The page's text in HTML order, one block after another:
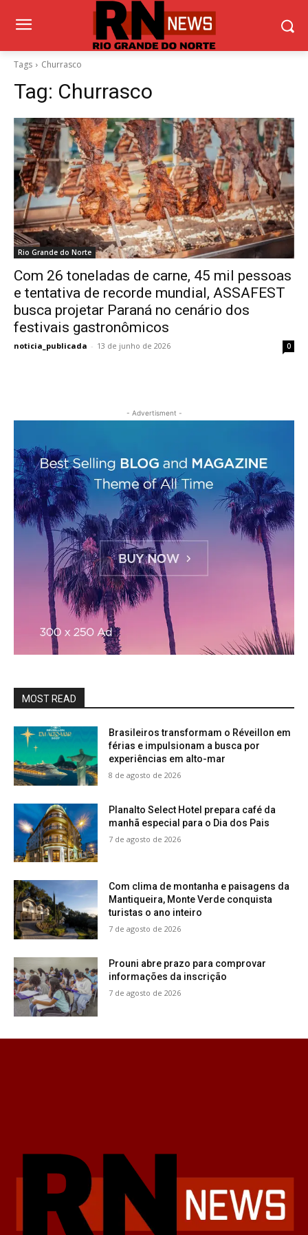
Tags Churrasco
Tag: Churrasco
Rio Grande do Norte
Com 26 toneladas de carne, 45 mil pessoas
e tentativa de recorde mundial, ASSAFEST
busca projetar Paraná no cenário dos
festivais gastronômicos
noticia_publicada - 13 de junho de 2026 0
- Advertisment -
MOST READ
Brasileiros transformam o Réveillon em
férias e impulsionam a busca por
experiências em alto-mar
8 de agosto de 2026
Planalto Select Hotel prepara café da
manhã especial para o Dia dos Pais
7 de agosto de 2026
Com clima de montanha e paisagens da
Mantiqueira, Monte Verde conquista
turistas o ano inteiro
7 de agosto de 2026
Prouni abre prazo para comprovar
informações da inscrição
7 de agosto de 2026